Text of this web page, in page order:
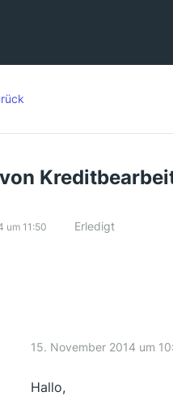
um 11:50 Erledigt
15. November 2014 um
Hallo,